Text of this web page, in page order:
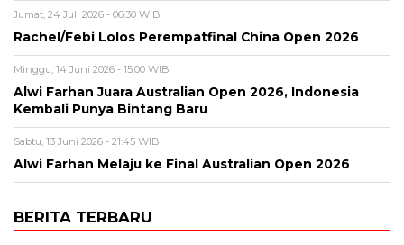
Jumat, 24 Juli 2026 - 06:30 WIB
Rachel/Febi Lolos Perempatfinal China Open 2026
Minggu, 14 Juni 2026 - 15:00 WIB
Alwi Farhan Juara Australian Open 2026, Indonesia
Kembali Punya Bintang Baru
Sabtu, 13 Juni 2026 - 21:45 WIB
Alwi Farhan Melaju ke Final Australian Open 2026
BERITA TERBARU